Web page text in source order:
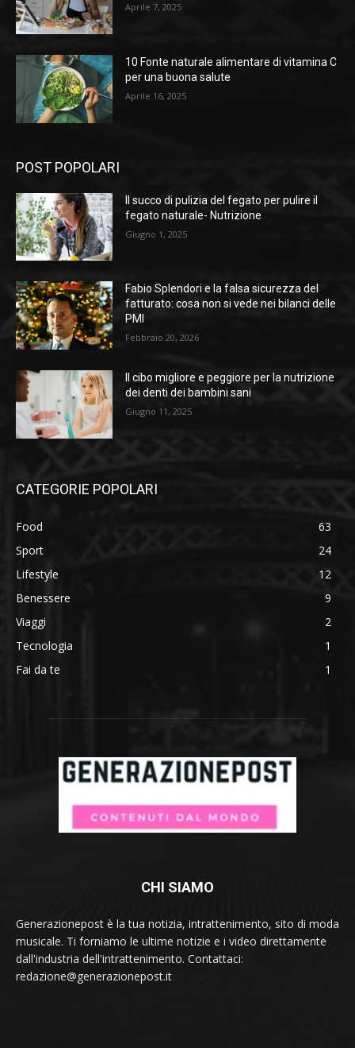
Aprile 7, 2025
10 Fonte naturale alimentare di vitamina C
per una buona salute
Aprile 16, 2025
POST POPOLARI
Il succo di pulizia del fegato per pulire il
fegato naturale- Nutrizione
Giugno 1, 2025
Fabio Splendori e la falsa sicurezza del
fatturato: cosa non si vede nei bilanci delle
PMI
Febbraio 20, 2026
Il cibo migliore e peggiore per la nutrizione
dei denti dei bambini sani
Giugno 11, 2025
CATEGORIE POPOLARI
Food
63
Sport
24
Lifestyle
12
Benessere
9
Viaggi
2
Tecnologia
1
Fai da te
1
CHI SIAMO
Generazionepost è la tua notizia, intrattenimento, sito di moda
musicale. Ti forniamo le ultime notizie e i video direttamente
dall'industria dell'intrattenimento. Contattaci:
redazione@generazionepost.it